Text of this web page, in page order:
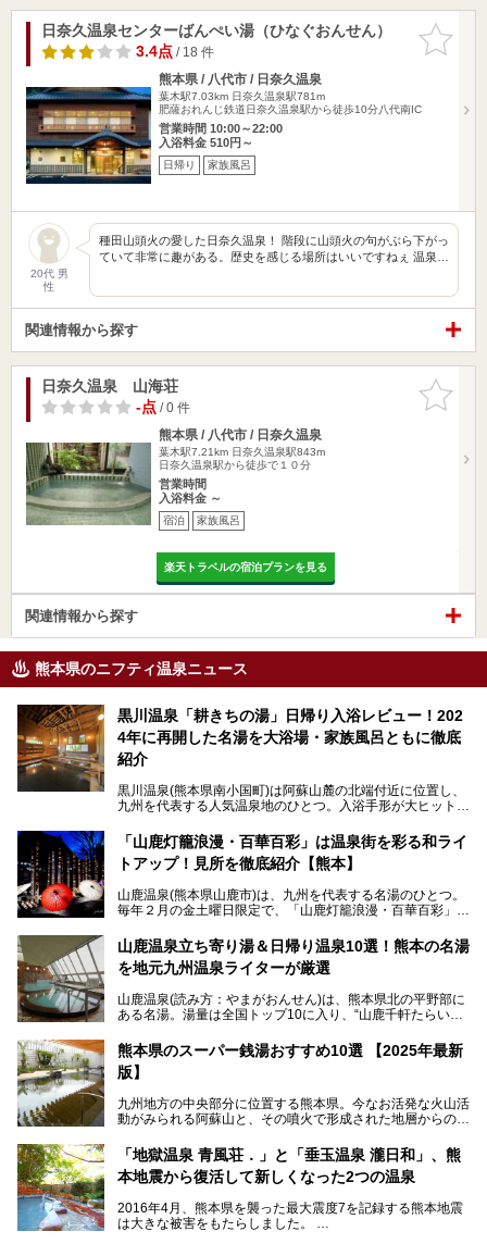
お気に入
りに追加
日奈久温泉センターばんぺい湯（ひなぐおんせん）
3.4点/ 18 件
熊本県 / 八代市 / 日奈久温泉
葉木駅7.03km 日奈久温泉駅781m
肥薩おれんじ鉄道日奈久温泉駅から徒歩10分八代南IC
営業時間 10:00～22:00
入浴料金 510円～
日帰り 家族風呂
20代 男
性
種田山頭火の愛した日奈久温泉！ 階段に山頭火の句がぶら下がっ
ていて非常に趣がある。歴史を感じる場所はいいですねぇ 温泉…
関連情報から探す
お気に入
りに追加
日奈久温泉 山海荘
-点/ 0 件
熊本県 / 八代市 / 日奈久温泉
葉木駅7.21km 日奈久温泉駅843m
日奈久温泉駅から徒歩で１０分
営業時間
入浴料金 ～
宿泊 家族風呂
楽天トラベルの宿泊プランを見る
関連情報から探す
熊本県のニフティ温泉ニュース
黒川温泉「耕きちの湯」日帰り入浴レビュー！202
4年に再開した名湯を大浴場・家族風呂ともに徹底
紹介
黒川温泉(熊本県南小国町)は阿蘇山麓の北端付近に位置し、
九州を代表する人気温泉地のひとつ。入浴手形が大ヒット
す。
中でも「耕きち(こうきち)の湯」は露天風呂を持たないもの
り一度廃業しましたが、2024年10月に営業再開。数多くの
温泉ファンに注目される名湯です。
今回は再開した耕きちの湯を訪問し、全浴室(男女別大浴
「山鹿灯籠浪漫・百華百彩」は温泉街を彩る和ライ
トアップ！見所を徹底紹介【熊本】
山鹿温泉(熊本県山鹿市)は、九州を代表する名湯のひとつ。
毎年２月の金土曜日限定で、「山鹿灯籠浪漫・百華百彩」
ます。和傘や竹、ろうそくなどを用いて、和情緒たっぷりの
ライトアップが無料で楽しめます。
日、の合計8日間開催。今回は地元九州在住の筆者が、その
見所を徹底紹介。併せて、その他イベントや立ち寄り湯も併
山鹿温泉立ち寄り湯＆日帰り温泉10選！熊本の名湯
を地元九州温泉ライターが厳選
山鹿温泉(読み方：やまがおんせん)は、熊本県北の平野部に
ある名湯。湯量は全国トップ10に入り、“山鹿千軒たらいな
泉質であり、お湯の良さにも定評があります。
今回は地元九州の温泉ライターの私が実際に入浴した中か
設・家族風呂の3パターンに分類し、合計10施設を厳選して
ご紹介。ぜひ、湯めぐりの参考にして下さいね！
熊本県のスーパー銭湯おすすめ10選 【2025年最新
版】
九州地方の中央部分に位置する熊本県。今なお活発な火山活
動がみられる阿蘇山と、その噴火で形成された地層からの湧
す。
そんな熊本県は、県内の至るところから温泉が湧いている温
泉県でもあります。山鹿温泉、玉名温泉、黒川温泉、人吉温
出すスーパー銭湯が豊富です。なかでも注目のスーパー銭湯
をピックアップしました。
「地獄温泉 青風荘．」と「垂玉温泉 瀧日和」、熊
本地震から復活して新しくなった2つの温泉
2016年4月、熊本県を襲った最大震度7を記録する熊本地震
は大きな被害をもたらしました。